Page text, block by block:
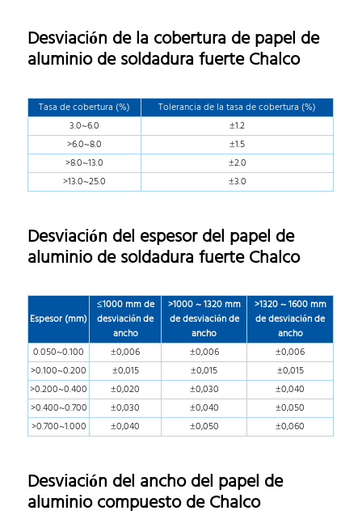
Desviación de la cobertura de papel de
aluminio de soldadura fuerte Chalco
Tasa de cobertura (%)
Tolerancia de la tasa de cobertura (%)
3.0~6.0
±1.2
>6.0~8.0
±1.5
>8.0~13.0
±2.0
>13.0~25.0
±3.0
Desviación del espesor del papel de
aluminio de soldadura fuerte Chalco
Espesor (mm)
≤1000 mm de
desviación de
ancho
>1000 ~ 1320 mm
de desviación de
ancho
>1320 ~ 1600 mm
de desviación de
ancho
0.050~0.100
±0,006 ±0,006
±0,006
>0.100~0.200
±0,015 ±0,015
±0,015
>0.200~0.400
±0,020 ±0,030
±0,040
>0.400~0.700
±0,030 ±0,040
±0,050
>0.700~1.000
±0,040 ±0,050 ±0,060
Desviación del ancho del papel de
aluminio compuesto de Chalco